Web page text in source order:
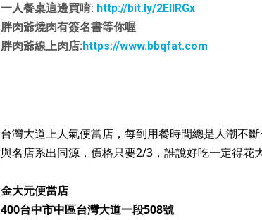
一人餐桌這邊買唷: http://bit.ly/2EIIRGx
胖肉爺燒肉有簽名書等你喔
胖肉爺線上肉店:https://www.bbqfat.com
台灣大道上人氣便當店，每到用餐時間總是人潮不
與名店系出同源，價格只要2/3，誰說好吃一定得花
金大元便當店
400台中市中區台灣大道一段508號